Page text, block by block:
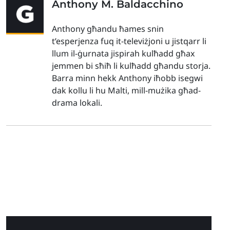
Anthony M. Baldacchino
Anthony għandu ħames snin
t’esperjenza fuq it-televiżjoni u jistqarr li
llum il-ġurnata jispirah kulħadd għax
jemmen bi sħiħ li kulħadd għandu storja.
Barra minn hekk Anthony iħobb isegwi
dak kollu li hu Malti, mill-mużika għad-
drama lokali.